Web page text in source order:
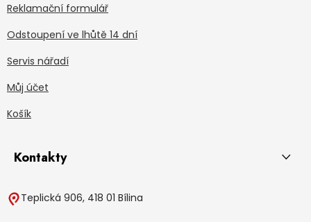
Reklamační formulář
Odstoupení ve lhůtě 14 dní
Servis nářadí
Můj účet
Košík
Kontakty
Teplická 906, 418 01 Bílina